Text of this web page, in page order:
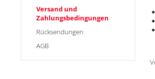
Versand und
Zahlungsbedingungen
Rücksendungen
AGB